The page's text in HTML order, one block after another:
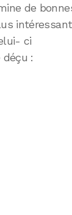
de
ci
déçu :